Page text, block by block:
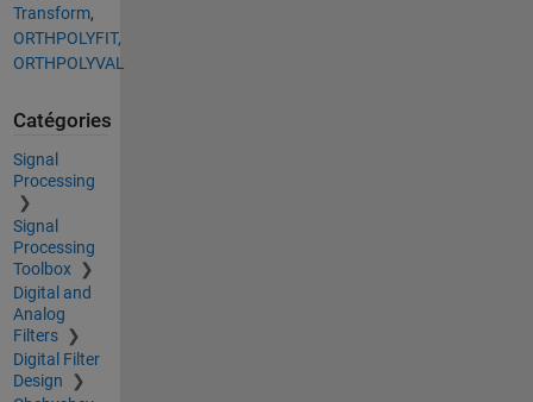
Transform,
ORTHPOLYFIT,
ORTHPOLYVAL
Catégories
Signal
Processing
Signal
Processing
Toolbox
Digital and
Analog
Filters
Digital Filter
Design